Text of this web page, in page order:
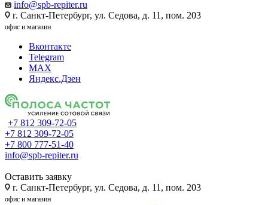
info@spb-repiter.ru
г. Санкт-Петербург, ул. Седова, д. 11, пом. 203
офис и магазин
Вконтакте
Telegram
MAX
Яндекс.Дзен
+7 812 309-72-05
+7 812 309-72-05
+7 800 777-51-40
info@spb-repiter.ru
Оставить заявку
г. Санкт-Петербург, ул. Седова, д. 11, пом. 203
офис и магазин